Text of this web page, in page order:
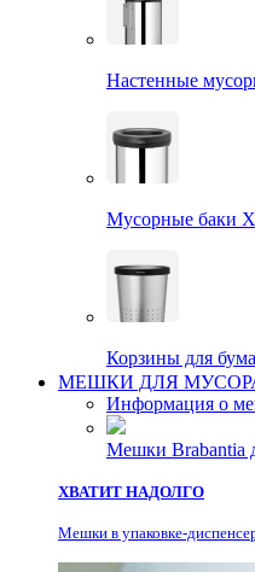
Настенные
Мусорные баки
Корзины для
МЕШКИ ДЛЯ
Информация о
Мешки Brabantia
ХВАТИТ НАДОЛГО
Мешки в упаковке-